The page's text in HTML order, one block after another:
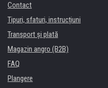
Contact
Tipuri, sfaturi, instrucțiuni
Transport şi plată
Magazin angro (B2B)
FAQ
Plangere